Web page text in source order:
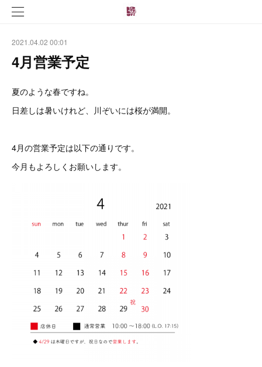
2021.04.02 00:01
4月営業予定
夏のような春ですね。
日差しは暑いけれど、川ぞいには桜が満開。
4月の営業予定は以下の通りです。
今月もよろしくお願いします。